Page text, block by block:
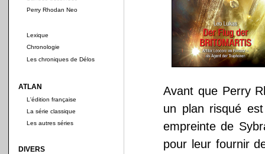
Perry Rhodan Neo
Lexique
Chronologie
Les chroniques de Délos
ATLAN
L'édition française
La série classique
Les autres séries
DIVERS
Avant que Perry
un plan risqué
empreinte de
pour leur fournir